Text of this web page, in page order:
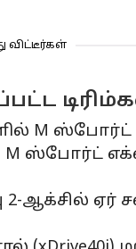
விட்டீர்கள்
M
M ஸ்போர்ட்
2-ஆக்சில்